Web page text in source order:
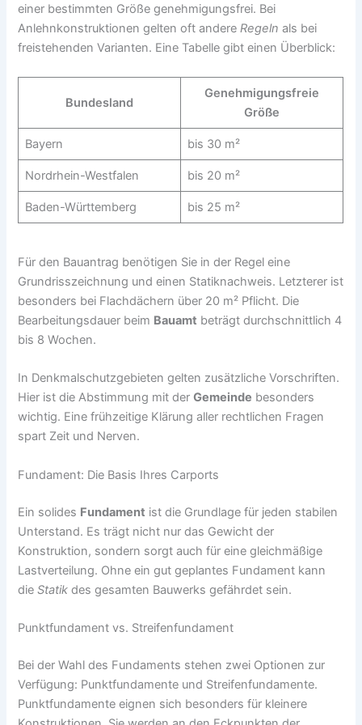
einer bestimmten Größe genehmigungsfrei. Bei
Anlehnkonstruktionen gelten oft andereRegeln als bei
freistehenden Varianten. Eine Tabelle gibt einen Überblick:
Bundesland
Genehmigungsfreie
Größe
Bayern bis 30 m²
Nordrhein-Westfalen bis 20 m²
Baden-Württemberg bis 25 m²
Für den Bauantrag benötigen Sie in der Regel eine
Grundrisszeichnung und einen Statiknachweis. Letzterer ist
besonders bei Flachdächern über 20 m² Pflicht. Die
Bearbeitungsdauer beim Bauamt beträgt durchschnittlich 4
bis 8 Wochen.
In Denkmalschutzgebieten gelten zusätzliche Vorschriften.
Hier ist die Abstimmung mit derGemeinde besonders
wichtig. Eine frühzeitige Klärung aller rechtlichen Fragen
spart Zeit und Nerven.
Fundament: Die Basis Ihres Carports
Ein solides Fundament ist die Grundlage für jeden stabilen
Unterstand. Es trägt nicht nur das Gewicht der
Konstruktion, sondern sorgt auch für eine gleichmäßige
Lastverteilung. Ohne ein gut geplantes Fundament kann
dieStatik des gesamten Bauwerks gefährdet sein.
Punktfundament vs. Streifenfundament
Bei der Wahl des Fundaments stehen zwei Optionen zur
Verfügung: Punktfundamente und Streifenfundamente.
Punktfundamente eignen sich besonders für kleinere